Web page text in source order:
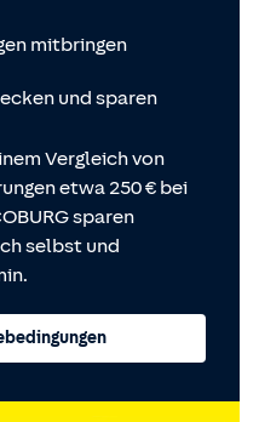
mitbringen
und sparen
Vergleich von
etwa 250 € bei
sparen
selbst und